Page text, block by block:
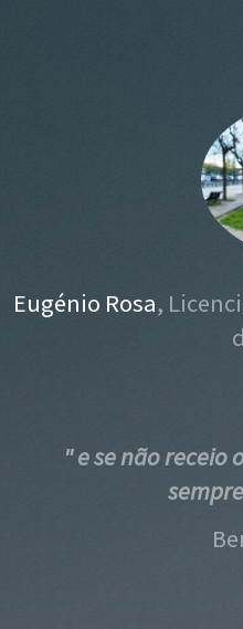
Eugénio Rosa,
" e se não receio